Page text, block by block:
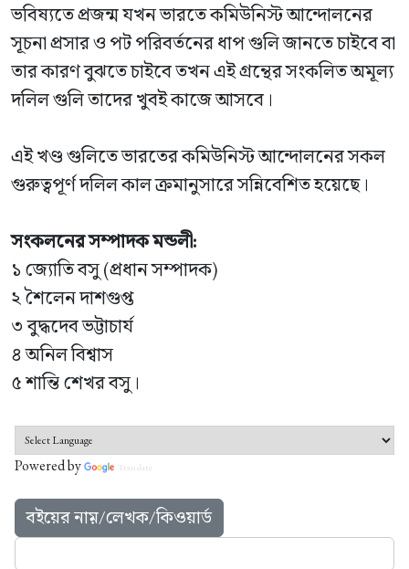
ভবিষ্যতে প্রজন্ম যখন ভারতে কমিউনিস্ট আন্দোলনের
সূচনা প্রসার ও পট পরিবর্তনের ধাপ গুলি জানতে চাইবে বা
তার কারণ বুঝতে চাইবে তখন এই গ্রন্থের সংকলিত অমূল্য
দলিল গুলি তাদের খুবই কাজে আসবে।
এই খণ্ড গুলিতে ভারতের কমিউনিস্ট আন্দোলনের সকল
গুরুত্বপূর্ণ দলিল কাল ক্রমানুসারে সন্নিবেশিত হয়েছে।
সংকলনের সম্পাদক মন্ডলী:
১ জ্যোতি বসু (প্রধান সম্পাদক)
২ শৈলেন দাশগুপ্ত
৩ বুদ্ধদেব ভট্টাচার্য
৪ অনিল বিশ্বাস
৫ শান্তি শেখর বসু।
Powered by Translate
বইয়ের নাম়/লেখক/কিওয়ার্ড